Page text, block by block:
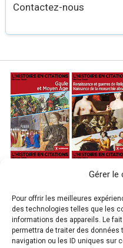
Gérer le
Pour offrir les meilleures
des technologies telles que les
informations des appareils. Le
permettra de traiter des
navigation ou les ID uniques sur
Contactez-nous